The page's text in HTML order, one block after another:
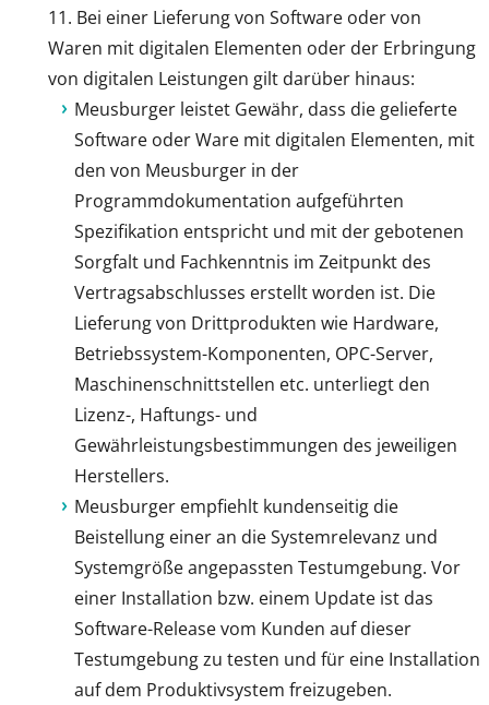
Bei einer Lieferung von Software oder von
Waren mit digitalen Elementen oder der Erbringung
von digitalen Leistungen gilt darüber hinaus:
Meusburger leistet Gewähr, dass die gelieferte
Software oder Ware mit digitalen Elementen, mit
den von Meusburger in der
Programmdokumentation aufgeführten
Spezifikation entspricht und mit der gebotenen
Sorgfalt und Fachkenntnis im Zeitpunkt des
Vertragsabschlusses erstellt worden ist. Die
Lieferung von Drittprodukten wie Hardware,
Betriebssystem-Komponenten, OPC-Server,
Maschinenschnittstellen etc. unterliegt den
Lizenz-, Haftungs- und
Gewährleistungsbestimmungen des jeweiligen
Herstellers.
Meusburger empfiehlt kundenseitig die
Beistellung einer an die Systemrelevanz und
Systemgröße angepassten Testumgebung. Vor
einer Installation bzw. einem Update ist das
Software-Release vom Kunden auf dieser
Testumgebung zu testen und für eine Installation
auf dem Produktivsystem freizugeben.